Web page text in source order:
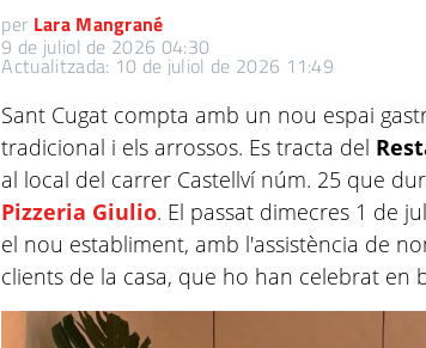
per Lara Mangrané
9 de juliol de 2026 04:30
Actualitzada: 10 de juliol de 2026 11:49
Sant Cugat compta amb un nou espai
tradicional i els arrossos. Es tracta del
al local del carrer Castellví núm. 25 que
Pizzeria Giulio. El passat dimecres 1 de
el nou establiment, amb l'assistència de
clients de la casa, que ho han celebrat en